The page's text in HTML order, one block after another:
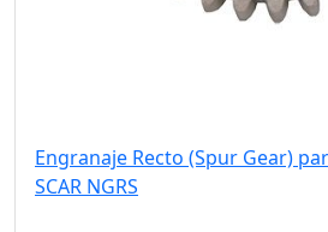
Engranaje Recto (Spur Gear)
SCAR NGRS